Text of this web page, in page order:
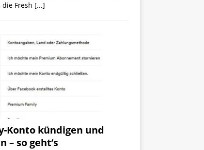
die Fresh [...]
Konto kündigen und
– so geht’s